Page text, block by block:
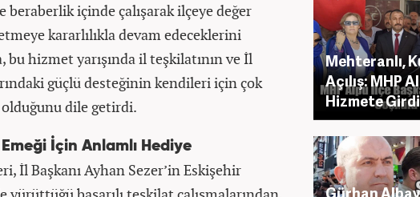
içinde çalışarak ilçeye değer
kararlılıkla devam edeceklerini
bu hizmet yarışında il teşkilatının ve İl
güçlü desteğinin kendileri için çok
dile getirdi.
Emeği İçin Anlamlı Hediye
İl Başkanı Ayhan Sezer’in Eskişehir
Mehteranlı,
Açılış: MHP
Hizmete Girdi
Gürhan